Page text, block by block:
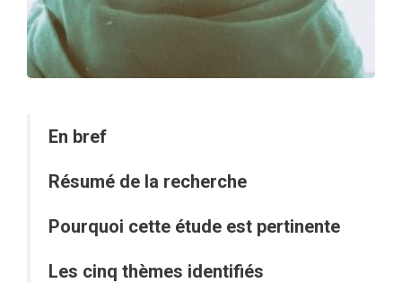
En bref
Résumé de la recherche
Pourquoi cette étude est pertinente
Les cinq thèmes identifiés